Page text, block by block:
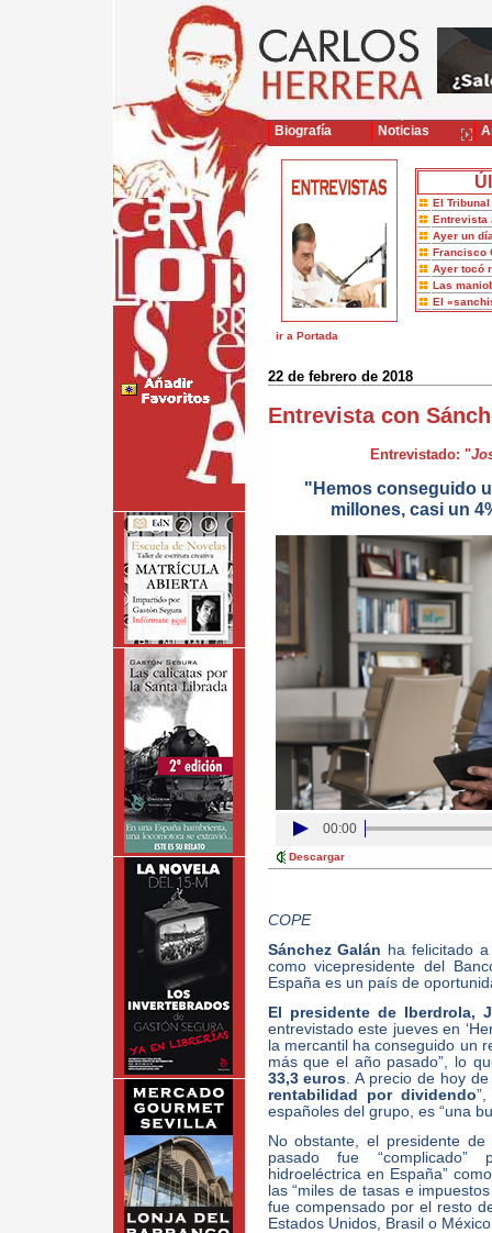
El
Entrevista
Ayer un
Francisco
Ayer tocó
Las
El
ir a Portada
22 de febrero de 2018
Entrevista con
Entrevistado: "
"Hemos conseguido
millones, casi un
00:00
Descargar
COPE
Sánchez Galán ha felicitado
como vicepresidente del
España es un país de
El presidente de Iberdrola,
entrevistado este jueves en
la mercantil ha conseguido un
más que el año pasado”, lo
33,3 euros. A precio de hoy
rentabilidad por dividendo
españoles del grupo, es “una
No obstante, el presidente
pasado fue “complicado”
hidroeléctrica en España”
las “miles de tasas e
fue compensado por el resto
Estados Unidos, Brasil o
Biografía Noticias